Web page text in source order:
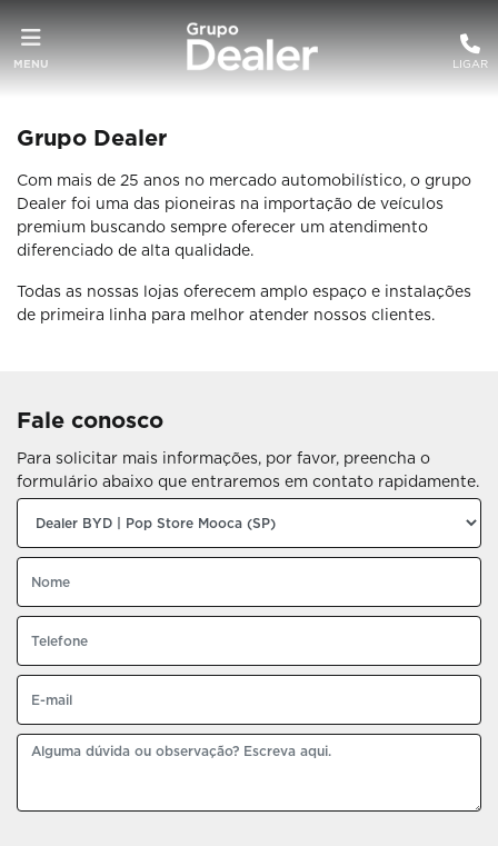
MENU LIGAR
Grupo Dealer
Com mais de 25 anos no mercado automobilístico, o grupo
Dealer foi uma das pioneiras na importação de veículos
premium buscando sempre oferecer um atendimento
diferenciado de alta qualidade.
Todas as nossas lojas oferecem amplo espaço e instalações
de primeira linha para melhor atender nossos clientes.
Fale conosco
Para solicitar mais informações, por favor, preencha o
formulário abaixo que entraremos em contato rapidamente.